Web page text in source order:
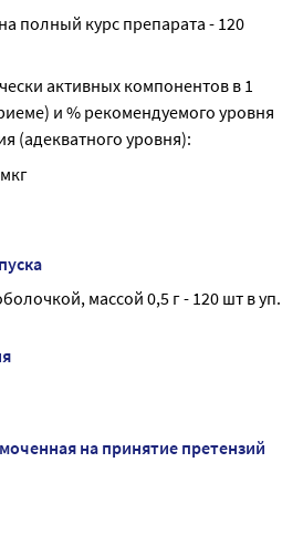
полный курс препарата - 120
активных компонентов в 1
и % рекомендуемого уровня
(адекватного уровня):
массой 0,5 г - 120 шт в уп.
на принятие претензий